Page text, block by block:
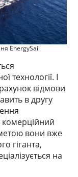
EnergySail
технології. І
відмови
в другу
комерційний
вони вже
гіганта,
на